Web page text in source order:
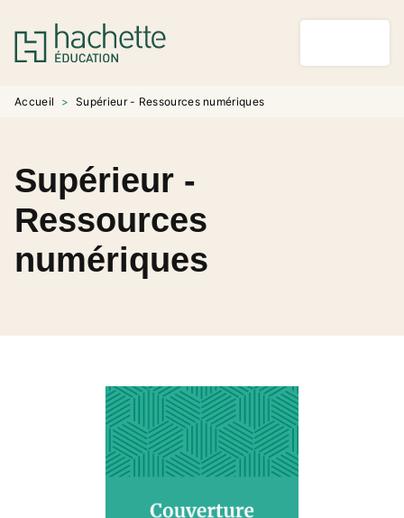
MENU RECHERCHE
PIED DE PAGE
Accueil > Supérieur - Ressources numériques
Supérieur -
Ressources
numériques